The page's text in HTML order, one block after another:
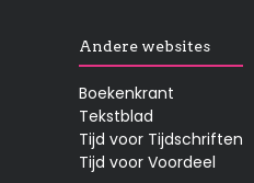
Andere websites
Boekenkrant
Tekstblad
Tijd voor Tijdschriften
Tijd voor Voordeel